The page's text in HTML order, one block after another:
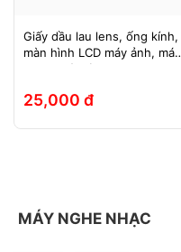
Giấy dầu lau lens, ống kính,
màn hình LCD máy ảnh, máy
quay, máy tính, laptop, điện
25,000 đ
MÁY NGHE NHẠC